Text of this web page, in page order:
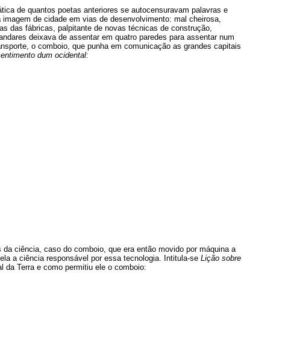
de quantos poetas anteriores se autocensuravam palavras e
de cidade em vias de desenvolvimento: mal cheirosa,
das fábricas, palpitante de novas técnicas de construção,
deixava de assentar em quatro paredes para assentar num
o comboio, que punha em comunicação as grandes capitais
dum ocidental:
ciência, caso do comboio, que era então movido por máquina a
a ciência responsável por essa tecnologia. Intitula-se Lição sobre
Terra e como permitiu ele o comboio: